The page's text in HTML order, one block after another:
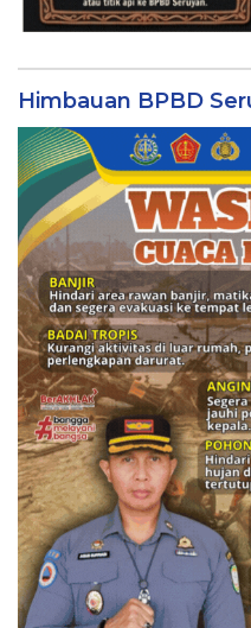
Himbauan BPBD